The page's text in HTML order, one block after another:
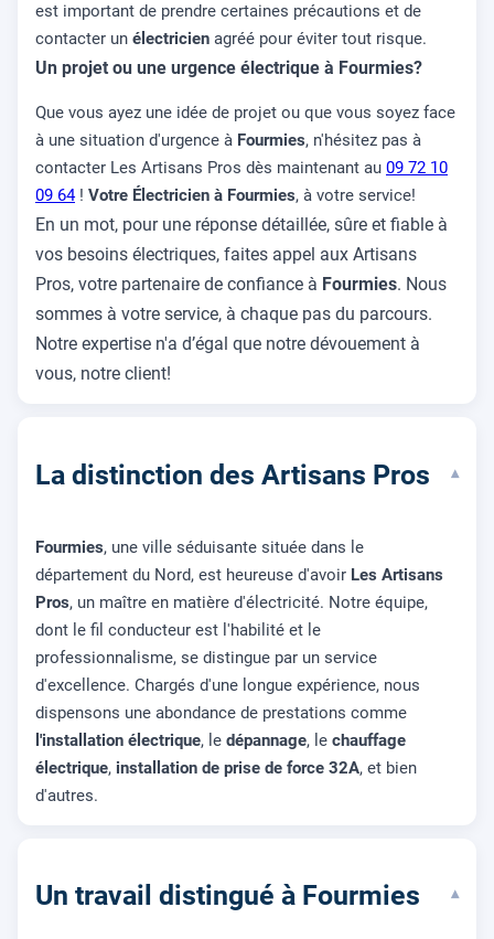
est important de prendre certaines précautions et de
contacter un électricien agréé pour éviter tout risque.
Un projet ou une urgence électrique à Fourmies?
Que vous ayez une idée de projet ou que vous soyez face
à une situation d'urgence à Fourmies, n'hésitez pas à
contacter Les Artisans Pros dès maintenant au 09 72 10
09 64! Votre Électricien à Fourmies, à votre service!
En un mot, pour une réponse détaillée, sûre et fiable à
vos besoins électriques, faites appel aux Artisans
Pros, votre partenaire de confiance à Fourmies. Nous
sommes à votre service, à chaque pas du parcours.
Notre expertise n'a d’égal que notre dévouement à
vous, notre client!
La distinction des Artisans Pros ▾
Fourmies, une ville séduisante située dans le
département du Nord, est heureuse d'avoir Les Artisans
Pros, un maître en matière d'électricité. Notre équipe,
dont le fil conducteur est l'habilité et le
professionnalisme, se distingue par un service
d'excellence. Chargés d'une longue expérience, nous
dispensons une abondance de prestations comme
l'installation électrique, le dépannage, le chauffage
électrique, installation de prise de force 32A, et bien
d'autres.
Un travail distingué à Fourmies ▾